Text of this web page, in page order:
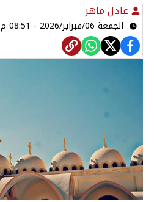
عادل ماهر
الجمعة 06/فبراير/2026 - 08:51 م